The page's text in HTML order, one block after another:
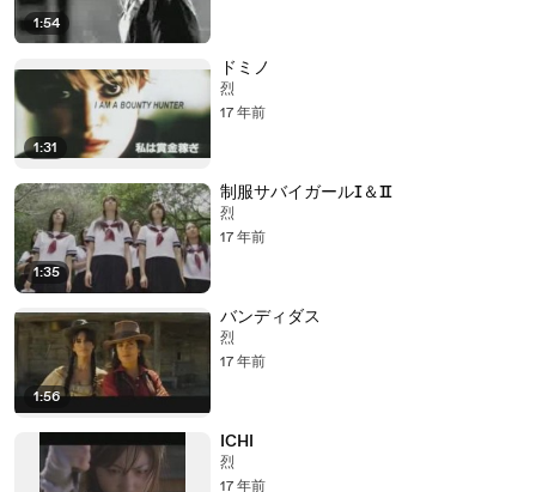
1:54
1:31
ドミノ
烈
17 年前
1:35
制服サバイガールⅠ＆Ⅱ
烈
17 年前
1:56
バンディダス
烈
17 年前
ICHI
烈
17 年前